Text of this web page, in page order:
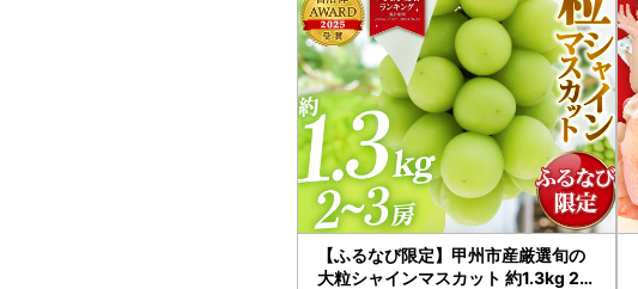
【ふるなび限定】甲州市産厳選旬の
大粒シャインマスカット 約1.3kg 2